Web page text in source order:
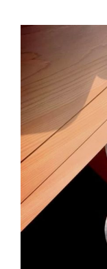
Larger
Image